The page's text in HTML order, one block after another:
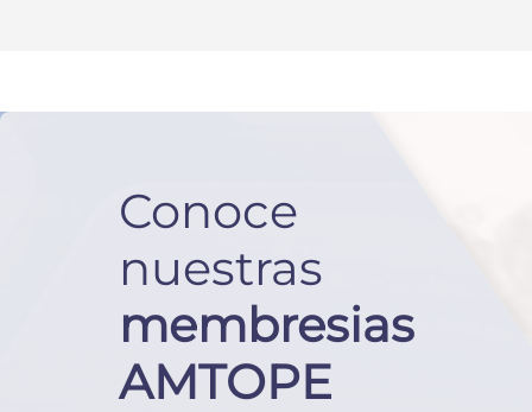
Conoce
nuestras
membresias
AMTOPE